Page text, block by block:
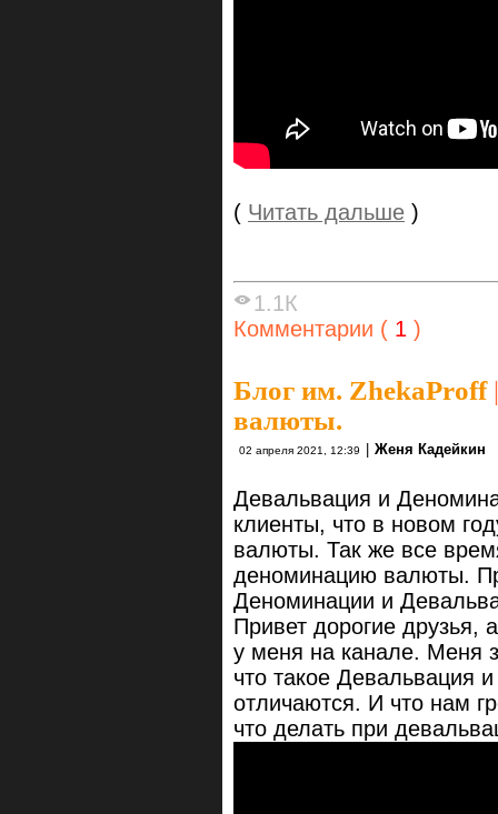
( Читать дальше )
1.1К
Комментарии ( 1 )
Блог им. ZhekaProff|
валюты.
02 апреля 2021, 12:39 Женя Кадейкин
Девальвация и
клиенты, что в новом
валюты. Так же все
деноминацию валюты.
Деноминации и
Привет дорогие друзья,
у меня на канале. Меня
что такое Девальвация
отличаются. И что нам
что делать при